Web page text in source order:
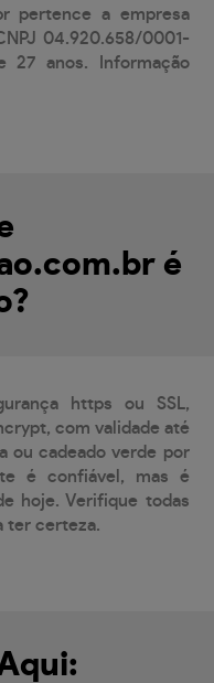
pertence a empresa
04.920.658/0001-
27 anos. Informação
é
https ou SSL,
com validade até
ou cadeado verde por
é confiável, mas é
hoje. Verifique todas
ter certeza.